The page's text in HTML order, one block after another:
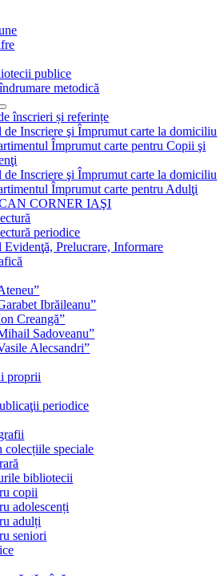
publice
metodică
înscrieri și referințe
de Inscriere şi Împrumut carte la domiciliu
Împrumut carte pentru Copii şi
de Inscriere şi Împrumut carte la domiciliu
Împrumut carte pentru Adulţi
CORNER IAŞI
periodice
Evidenţă, Prelucrare, Informare
Ibrăileanu”
Creangă”
Sadoveanu”
Alecsandri”
proprii
periodice
colecțiile speciale
bibliotecii
copii
adolescenți
adulți
seniori